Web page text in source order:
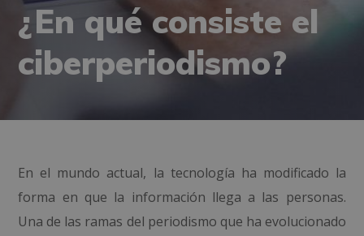
¿En qué consiste el
ciberperiodismo?
En el mundo actual, la tecnología ha modificado la
forma en que la información llega a las personas.
Una de las ramas del periodismo que ha evolucionado